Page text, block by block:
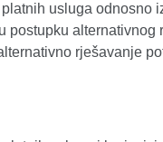
usluga odnosno
postupku alternativnog
rješavanje